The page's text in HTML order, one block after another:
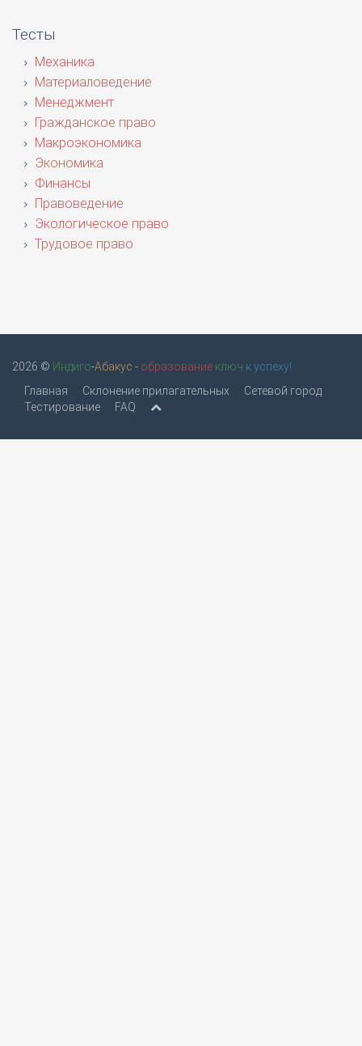
Тесты
Механика
Материаловедение
Менеджмент
Гражданское право
Макроэкономика
Экономика
Финансы
Правоведение
Экологическое право
Трудовое право
2026 © Индиго-Абакус - образование ключ к успеху!
Главная
Склонение прилагательных
Сетевой город
Тестирование
FAQ